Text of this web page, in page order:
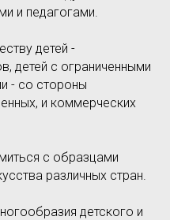
и педагогами.
детей -
детей с ограниченными
- со стороны
и коммерческих
с образцами
различных стран.
детского и